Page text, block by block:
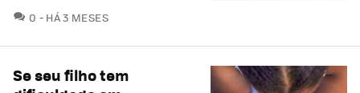
0 COMENTÁRIOS
HÁ 3 MESES
Se seu filho tem